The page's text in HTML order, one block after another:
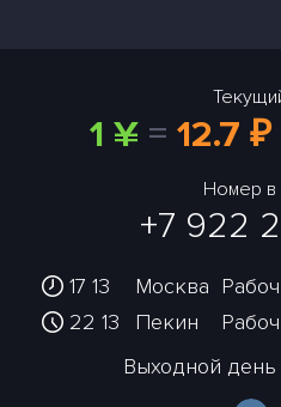
1 ¥ = 12.7 ₽
Номер в
+7 922
17 13
Москва
22 13
Пекин
Выходной